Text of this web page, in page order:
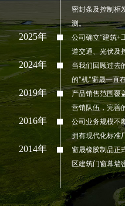
密封条及控制柜
测。
2025年
公司确立“建筑+
道交通、光伏及
2024年
当我们回顾过去
的"机"窗晟一直
2019年
产品销售范围覆
营销队伍，完善
2016年
公司业务规模不
拥有现代化标准
2014年
窗晟橡胶制品正
区建筑门窗幕墙